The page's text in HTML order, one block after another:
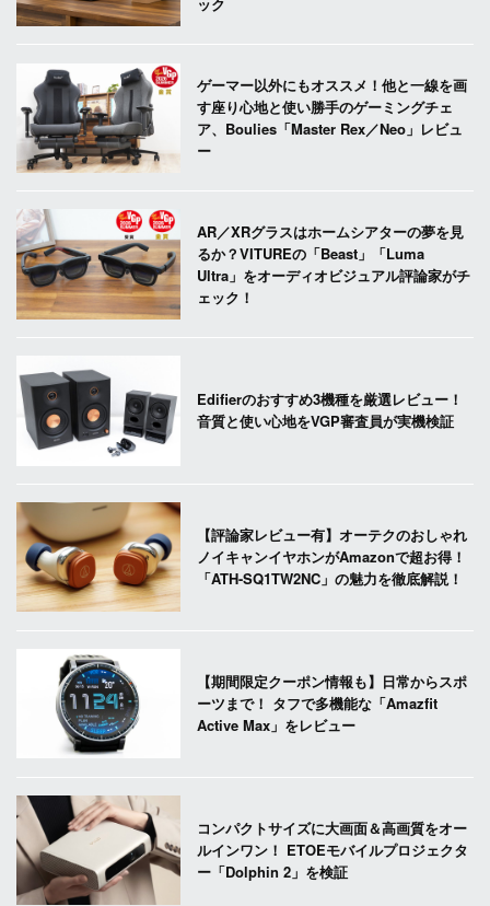
ゲーマー以外にもオススメ！他と一線を画
す座り心地と使い勝手のゲーミングチェ
ア、Boulies「Master Rex／Neo」レビュ
ー
AR／XRグラスはホームシアターの夢を見
るか？VITUREの「Beast」「Luma
Ultra」をオーディオビジュアル評論家がチ
ェック！
Edifierのおすすめ3機種を厳選レビュー！
音質と使い心地をVGP審査員が実機検証
【評論家レビュー有】オーテクのおしゃれ
ノイキャンイヤホンがAmazonで超お得！
「ATH-SQ1TW2NC」の魅力を徹底解説！
【期間限定クーポン情報も】日常からスポ
ーツまで！ タフで多機能な「Amazfit
Active Max」をレビュー
コンパクトサイズに大画面＆高画質をオー
ルインワン！ ETOEモバイルプロジェクタ
ー「Dolphin 2」を検証